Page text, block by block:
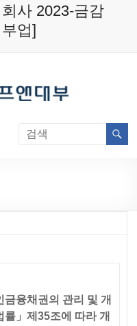
사 2023-금감
업]
융채권의 관리 및 개
률」제35조에 따라 개